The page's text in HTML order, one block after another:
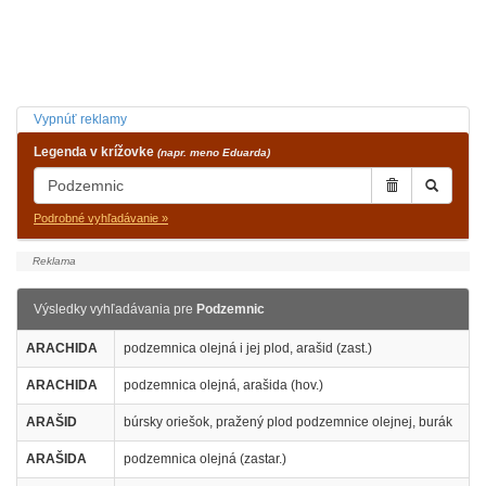
Vypnúť reklamy
Legenda v krížovke (napr. meno Eduarda)
Podrobné vyhľadávanie »
Výsledky vyhľadávania pre Podzemnic
ARACHIDA podzemnica olejná i jej plod, arašid (zast.)
ARACHIDA podzemnica olejná, arašida (hov.)
ARAŠID búrsky oriešok, pražený plod podzemnice olejnej, burák
ARAŠIDA podzemnica olejná (zastar.)